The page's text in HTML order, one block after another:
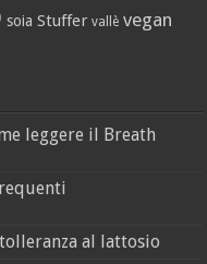
soia Stuffer vallè vegan
leggere il Breath
al lattosio